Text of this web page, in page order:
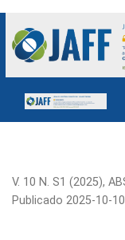
PE-02 Análises
V. 10 N. S1 (2025),
Publicado 2025-10-10